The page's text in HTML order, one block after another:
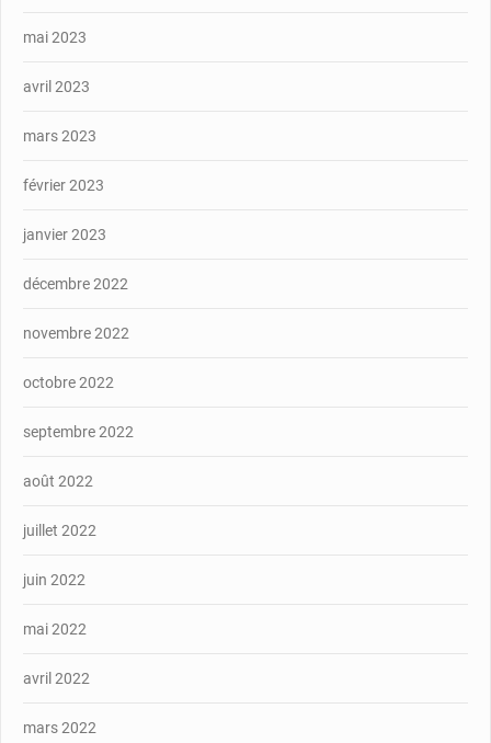
mai 2023
avril 2023
mars 2023
février 2023
janvier 2023
décembre 2022
novembre 2022
octobre 2022
septembre 2022
août 2022
juillet 2022
juin 2022
mai 2022
avril 2022
mars 2022